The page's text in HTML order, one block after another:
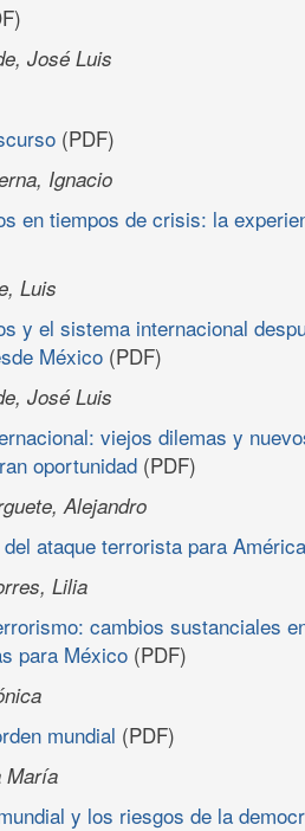
José Luis
(PDF)
Ignacio
en tiempos de crisis: la
Luis
y el sistema internacional
México (PDF)
José Luis
viejos dilemas y
oportunidad (PDF)
Alejandro
ataque terrorista para
Lilia
cambios sustanciales
para México (PDF)
mundial (PDF)
María
y los riesgos de la